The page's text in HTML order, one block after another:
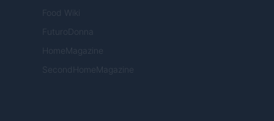
Food Wiki
FuturoDonna
HomeMagazine
SecondHomeMagazine